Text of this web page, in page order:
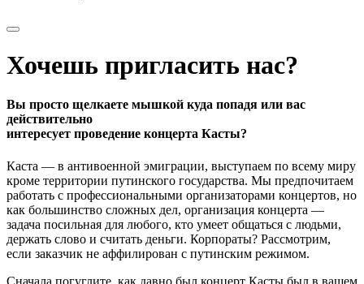
Хочешь пригласить нас?
Вы просто щелкаете мышкой куда попадя или вас
действительно
интересует проведение концерта Касты?
Каста — в антивоенной эмиграции, выступаем по всему миру
кроме территории путинского государства. Мы предпочитаем
работать с профессиональными организаторами концертов, но
как большинство сложных дел, организация концерта —
задача посильная для любого, кто умеет общаться с людьми,
держать слово и считать деньги. Корпораты? Рассмотрим,
если заказчик не аффилирован с путинским режимом.
Сначала погуглите, как давно был концерт Касты был в вашем